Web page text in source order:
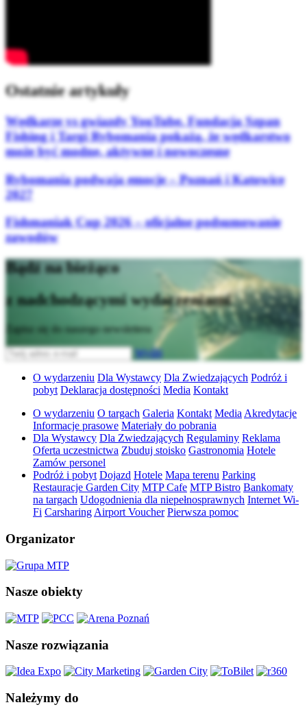
Ostatnie artykuły
Wędkarze vs gwiazdy YouTube. Fundacja Szpan
Fishing i Targi Rybomania pokażą, że wędkarstwo
może być modne, aktywne i nowoczesne
Rybomania podwaja emocje – Poznań i Katowice
2027
Fishmaniak Cup 2026 – oficjalne podsumowanie
zawodów
Bądź na bieżąco
z nadchodzącymi wydarzeniami
Zapisz się do naszego newslettera
Wyślij
O wydarzeniu Dla Wystawcy Dla Zwiedzających Podróż i
pobyt Deklaracja dostępności Media Kontakt
O wydarzeniu O targach Galeria Kontakt Media Akredytacje
Informacje prasowe Materiały do pobrania
Dla Wystawcy Dla Zwiedzających Regulaminy Reklama
Oferta uczestnictwa Zbuduj stoisko Gastronomia Hotele
Zamów personel
Podróż i pobyt Dojazd Hotele Mapa terenu Parking
Restauracje Garden City MTP Cafe MTP Bistro Bankomaty
na targach Udogodnienia dla niepełnosprawnych Internet Wi-
Fi Carsharing Airport Voucher Pierwsza pomoc
Organizator
Nasze obiekty
Nasze rozwiązania
Należymy do